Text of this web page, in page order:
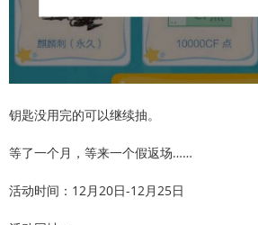
钥匙没用完的可以继续抽。
等了一个月，等来一个假返场……
活动时间：12月20日-12月25日